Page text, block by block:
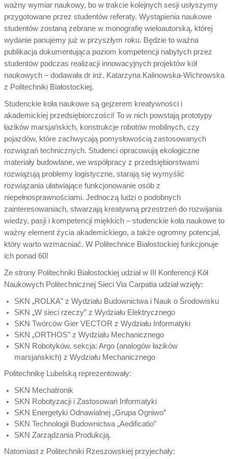
ważny wymiar naukowy, bo w trakcie kolejnych sesji usłyszymy
przygotowane przez studentów referaty. Wystąpienia naukowe
studentów zostaną zebrane w monografię wieloautorską, której
wydanie panujemy już w przyszłym roku. Będzie to ważna
publikacja dokumentująca poziom kompetencji nabytych przez
studentów podczas realizacji innowacyjnych projektów kół
naukowych – dodawała dr inż. Katarzyna Kalinowska-Wichrowska
z Politechniki Białostockiej.
Studenckie koła naukowe są gejzerem kreatywności i
akademickiej przedsiębiorczości! To w nich powstają prototypy
łazików marsjańskich, konstrukcje robotów mobilnych, czy
pojazdów, które zachwycają pomysłowością zastosowanych
rozwiązań technicznych. Studenci opracowują ekologiczne
materiały budowlane, we współpracy z przedsiębiorstwami
rozwiązują problemy logistyczne, starają się wymyślić
rozwiązania ułatwiające funkcjonowanie osób z
niepełnosprawnościami. Jednoczą ludzi o podobnych
zainteresowaniach, stwarzają kreatywną przestrzeń do rozwijania
wiedzy, pasji i kompetencji miękkich – studenckie koła naukowe to
ważny element życia akademickiego, a także ogromny potencjał,
który warto wzmacniać. W Politechnice Białostockiej funkcjonuje
ich ponad 60!
Ze strony Politechniki Białostockiej udział w III Konferencji Kół
Naukowych Politechnicznej Sieci Via Carpatia udział wzięły:
SKN „ROLKA” z Wydziału Budownictwa i Nauk o Środowisku
SKN „W sieci rzeczy” z Wydziału Elektrycznego
SKN Twórców Gier VECTOR z Wydziału Informatyki
SKN „ORTHOS” z Wydziału Mechanicznego
SKN Robotyków, sekcja: Argo (analogów łazików
marsjańskich) z Wydziału Mechanicznego
Politechnikę Lubelską reprezentowały:
SKN Mechatronik
SKN Robotyzacji i Zastosowań Informatyki
SKN Energetyki Odnawialnej „Grupa Ogniwo”
SKN Technologii Budownictwa „Aedificatio”
SKN Zarządzania Produkcją.
Natomiast z Politechniki Rzeszowskiej przyjechały: